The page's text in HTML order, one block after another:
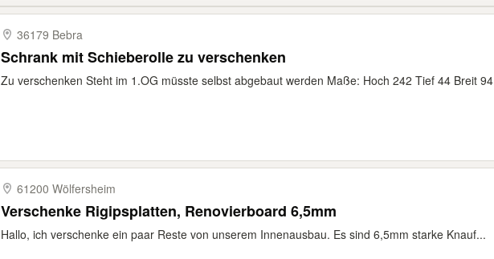
36179 Bebra
Schrank mit Schieberolle zu verschenken
Zu verschenken Steht im 1.OG müsste selbst abgebaut werden Maße: Hoch 242 Tief 44 Breit 94
61200 Wölfersheim
Verschenke Rigipsplatten, Renovierboard 6,5mm
Hallo, ich verschenke ein paar Reste von unserem Innenausbau. Es sind 6,5mm starke Knauf...